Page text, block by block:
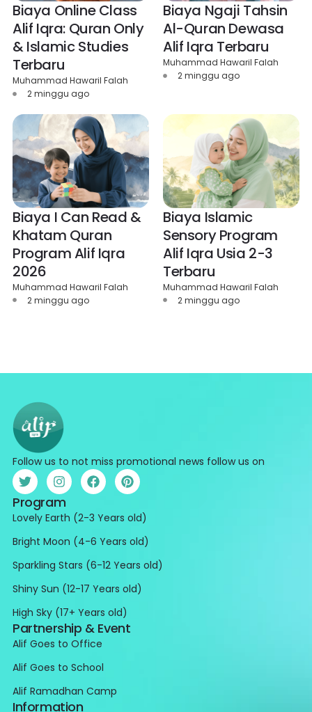
Biaya Online Class
Alif Iqra: Quran Only
& Islamic Studies
Terbaru
Muhammad Hawaril Falah
2 minggu ago
Biaya Ngaji Tahsin
Al-Quran Dewasa
Alif Iqra Terbaru
Muhammad Hawaril Falah
2 minggu ago
Biaya I Can Read &
Khatam Quran
Program Alif Iqra
2026
Muhammad Hawaril Falah
2 minggu ago
Biaya Islamic
Sensory Program
Alif Iqra Usia 2-3
Terbaru
Muhammad Hawaril Falah
2 minggu ago
Follow us to not miss promotional news follow us on
Program
Lovely Earth (2-3 Years old)
Bright Moon (4-6 Years old)
Sparkling Stars (6-12 Years old)
Shiny Sun (12-17 Years old)
High Sky (17+ Years old)
Partnership & Event
Alif Goes to Office
Alif Goes to School
Alif Ramadhan Camp
Information